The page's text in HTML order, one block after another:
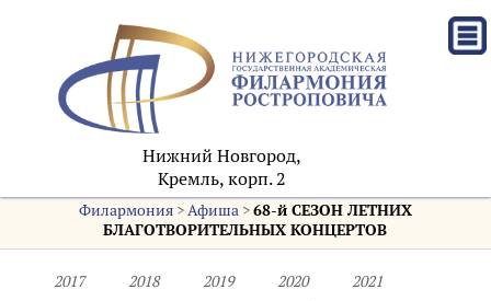
Нижний Новгород,
Кремль, корп. 2
Филармония>Афиша>68-й СЕЗОН ЛЕТНИХ
БЛАГОТВОРИТЕЛЬНЫХ КОНЦЕРТОВ
2017 2018 2019 2020
2021